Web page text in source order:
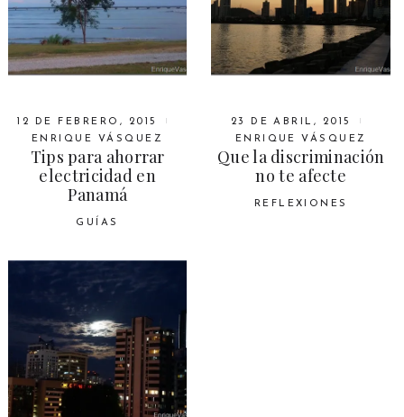
12 DE FEBRERO, 2015
ENRIQUE VÁSQUEZ
Tips para ahorrar
electricidad en
Panamá
GUÍAS
23 DE ABRIL, 2015
ENRIQUE VÁSQUEZ
Que la discriminación
no te afecte
REFLEXIONES